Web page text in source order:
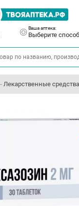
Ваша аптека:
Выберите
Лекарственные средства